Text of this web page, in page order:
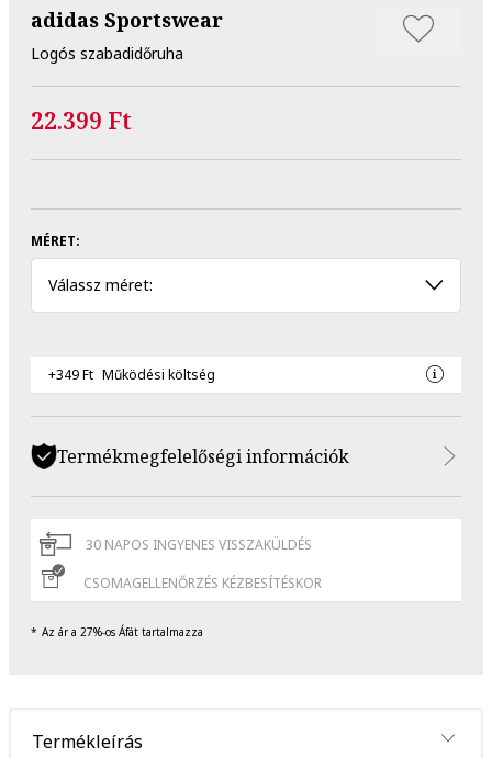
adidas Sportswear
Logós szabadidőruha
22.399 Ft
MÉRET:
Válassz méret:
+349 Ft Működési költség
Termékmegfelelőségi információk
30 NAPOS INGYENES VISSZAKÜLDÉS
CSOMAGELLENŐRZÉS KÉZBESÍTÉSKOR
Az ár a 27%-os Áfát tartalmazza
Termékleírás